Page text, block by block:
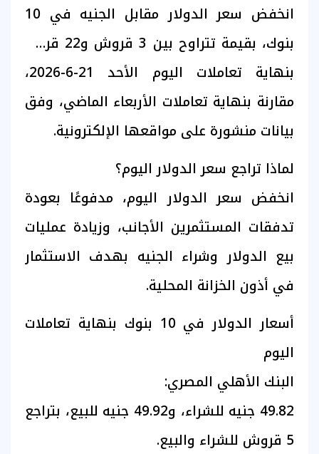
انخفض سعر الدولار مقابل الجنيه في 10
بنوك، بقيمة تتراوح بين 3 قروش و22 قرشًا،
بنهاية تعاملات اليوم الأحد 21-6-2026،
مقارنة بنهاية تعاملات الأربعاء الماضي، وفق
بيانات منشورة على مواقعها الإلكترونية.
لماذا تراجع سعر الدولار اليوم؟
انخفض سعر الدولار اليوم، مدفوعًا بعودة
تدفقات المستثمرين الأجانب، وزيادة عمليات
بيع الدولار وشراء الجنيه بهدف الاستثمار
في أذون الخزانة المحلية.
أسعار الدولار في 10 بنوك بنهاية تعاملات
اليوم
البنك الأهلي المصري:
49.82 جنيه للشراء، و49.92 جنيه للبيع، بتراجع
5 قروش للشراء والبيع.